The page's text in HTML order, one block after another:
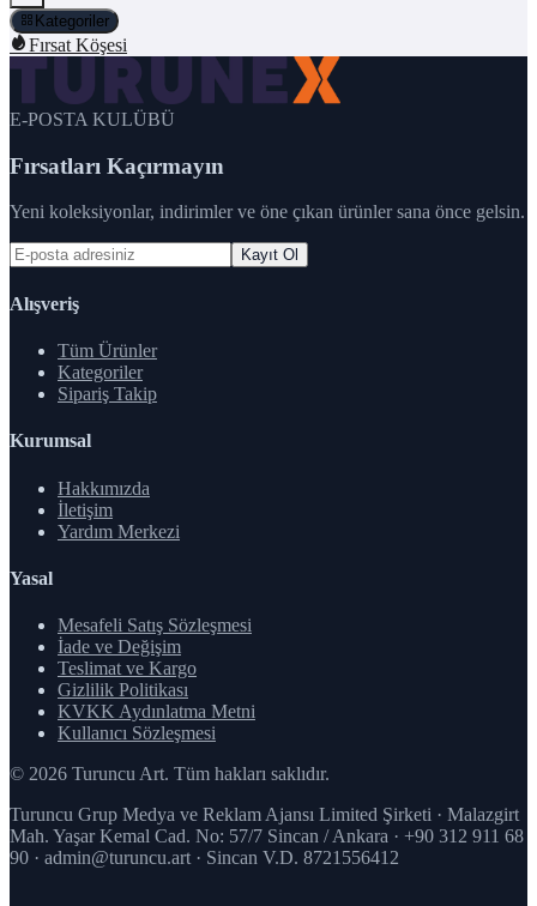
Kategoriler
Fırsat Köşesi
E-POSTA KULÜBÜ
Fırsatları Kaçırmayın
Yeni koleksiyonlar, indirimler ve öne çıkan ürünler sana önce gelsin.
Kayıt Ol
Alışveriş
Tüm Ürünler
Kategoriler
Sipariş Takip
Kurumsal
Hakkımızda
İletişim
Yardım Merkezi
Yasal
Mesafeli Satış Sözleşmesi
İade ve Değişim
Teslimat ve Kargo
Gizlilik Politikası
KVKK Aydınlatma Metni
Kullanıcı Sözleşmesi
© 2026 Turuncu Art. Tüm hakları saklıdır.
Turuncu Grup Medya ve Reklam Ajansı Limited Şirketi · Malazgirt
Mah. Yaşar Kemal Cad. No: 57/7 Sincan / Ankara · +90 312 911 68
90 · admin@turuncu.art · Sincan V.D. 8721556412